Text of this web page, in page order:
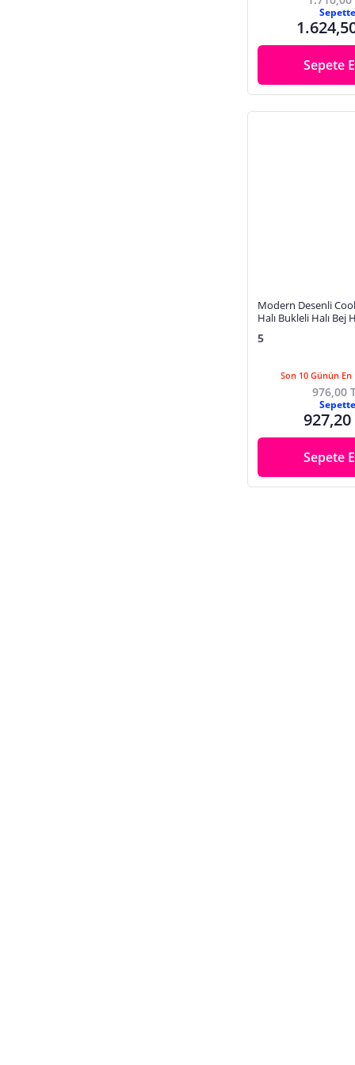
Sepette
Sepete
Modern Desenli Cool
Halı Bukleli Halı Bej
5
Son 10 Günün En
976,00
Sepette
927,20
Sepete